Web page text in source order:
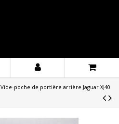
Vide-poche de portière arrière Jaguar XJ40